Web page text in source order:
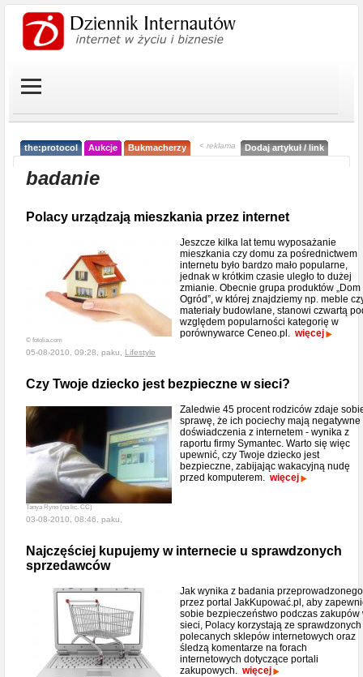
the:protocol Aukcje Bukmacherzy < reklama Dodaj artykuł / link
badanie
Polacy urządzają mieszkania przez internet
© fotolia.com
Jeszcze kilka lat temu wyposażanie
mieszkania czy domu za pośrednictwem
internetu było bardzo mało popularne,
jednak w krótkim czasie uległo to dużej
zmianie. Obecnie grupa produktów „Dom
Ogród”, w której znajdziemy np. meble
materiały budowlane, stanowi czwartą
względem popularności kategorię w
porównywarce Ceneo.pl. więcej
05-08-2010, 09:28, paku, Lifestyle
Czy Twoje dziecko jest bezpieczne w sieci?
Tanya Ryno (na lic. CC)
Zaledwie 45 procent rodziców zdaje
sprawę, że ich pociechy mają negatywne
doświadczenia z internetem - wynika z
raportu firmy Symantec. Warto się więc
upewnić, czy Twoje dziecko jest
bezpieczne, zabijając wakacyjną nudę
przed komputerem. więcej
03-08-2010, 08:46, paku,
Najczęściej kupujemy w internecie u sprawdzonych
sprzedawców
Jak wynika z badania przeprowadzonego
przez portal JakKupować.pl, aby
sobie bezpieczeństwo podczas zakupów
sieci, Polacy korzystają ze sprawdzonych
polecanych sklepów internetowych oraz
śledzą komentarze na forach
internetowych dotyczące portali
zakupowych. więcej